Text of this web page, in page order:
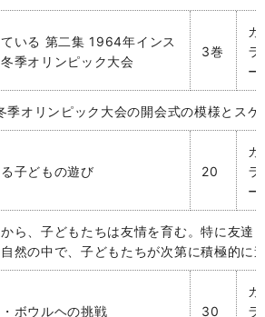
いる 第二集 1964年インス
季オリンピック大会
3巻
カ
ラ
ー
季オリンピック大会の開会式の模様とス
子どもの遊び 20
カ
ラ
ー
ら、子どもたちは友情を育む。特に友
然の中で、子どもたちが次第に積極的に
ボウルヘの挑戦 30
カ
ラ